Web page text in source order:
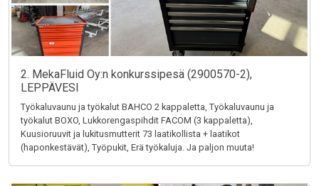
2. MekaFluid Oy:n konkurssipesä (2900570-2),
LEPPÄVESI
Työkaluvaunu ja työkalut BAHCO 2 kappaletta, Työkaluvaunu ja
työkalut BOXO, Lukkorengaspihdit FACOM (3 kappaletta),
Kuusioruuvit ja lukitusmutterit 73 laatikollista + laatikot
(haponkestävät), Työpukit, Erä työkaluja. Ja paljon muuta!